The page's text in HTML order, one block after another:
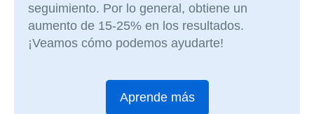
seguimiento. Por lo general, obtiene un
aumento de 15-25% en los resultados.
¡Veamos cómo podemos ayudarte!
Aprende más